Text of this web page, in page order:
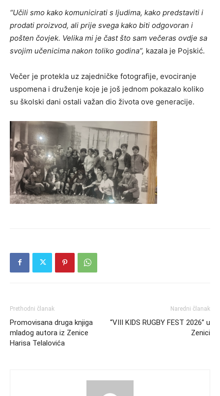
“Učili smo kako komunicirati s ljudima, kako predstaviti i
prodati proizvod, ali prije svega kako biti odgovoran i
pošten čovjek. Velika mi je čast što sam večeras ovdje sa
svojim učenicima nakon toliko godina”, kazala je Pojskić.
Večer je protekla uz zajedničke fotografije, evociranje
uspomena i druženje koje je još jednom pokazalo koliko
su školski dani ostali važan dio života ove generacije.
Prethodni članak
Promovisana druga knjiga
mladog autora iz Zenice
Harisa Telalovića
Naredni članak
“VIII KIDS RUGBY FEST 2026” u
Zenici